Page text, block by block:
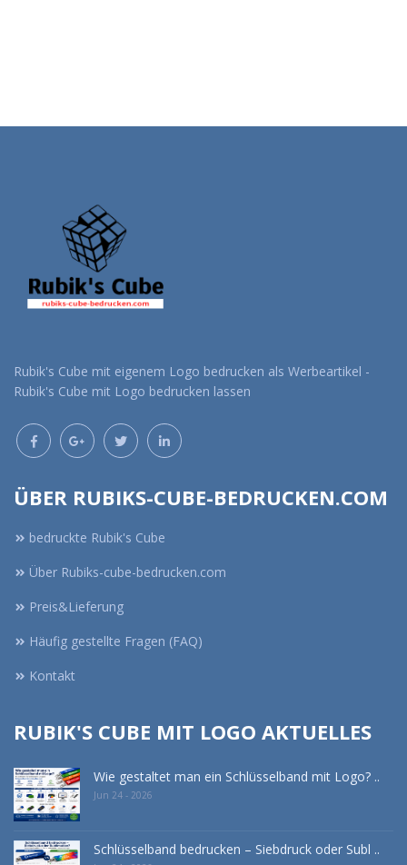
Rubik's Cube mit eigenem Logo bedrucken als Werbeartikel -
Rubik's Cube mit Logo bedrucken lassen
ÜBER RUBIKS-CUBE-BEDRUCKEN.COM
bedruckte Rubik's Cube
Über Rubiks-cube-bedrucken.com
Preis&Lieferung
Häufig gestellte Fragen (FAQ)
Kontakt
RUBIK'S CUBE MIT LOGO AKTUELLES
Wie gestaltet man ein Schlüsselband mit Logo? ..
Jun 24 - 2026
Schlüsselband bedrucken – Siebdruck oder Subl ..